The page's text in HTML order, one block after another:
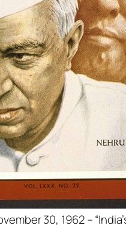
30, 1962 –